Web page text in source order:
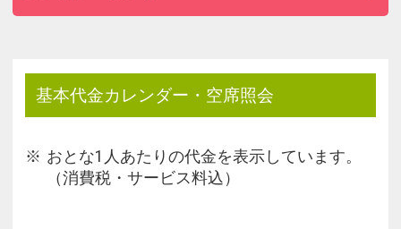
基本代金カレンダー・空席照会
おとな1人あたりの代金を表示しています。
（消費税・サービス料込）